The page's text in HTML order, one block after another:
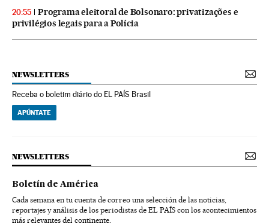
20:55
Programa eleitoral de Bolsonaro: privatizações e
privilégios legais para a Polícia
NEWSLETTERS
Receba o boletim diário do EL PAÍS Brasil
APÚNTATE
NEWSLETTERS
Boletín de América
Cada semana en tu cuenta de correo una selección de las noticias,
reportajes y análisis de los periodistas de EL PAÍS con los acontecimientos
más relevantes del continente.